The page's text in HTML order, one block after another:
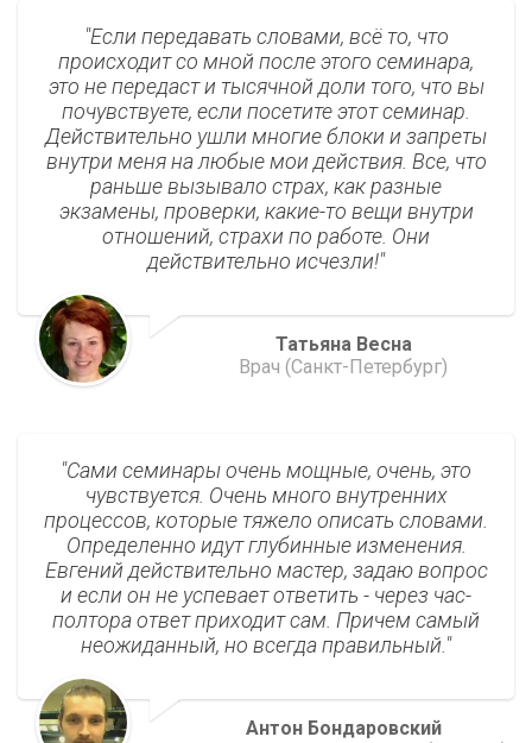
Если передавать словами, всё то, что
происходит со мной после этого семинара,
это не передаст и тысячной доли того, что вы
почувствуете, если посетите этот семинар.
Действительно ушли многие блоки и запреты
внутри меня на любые мои действия. Все, что
раньше вызывало страх, как разные
экзамены, проверки, какие-то вещи внутри
отношений, страхи по работе. Они
действительно исчезли!
Татьяна Весна
Врач (Санкт-Петербург)
Сами семинары очень мощные, очень, это
чувствуется. Очень много внутренних
процессов, которые тяжело описать словами.
Определенно идут глубинные изменения.
Евгений действительно мастер, задаю вопрос
и если он не успевает ответить - через час-
полтора ответ приходит сам. Причем самый
неожиданный, но всегда правильный.
Антон Бондаровский